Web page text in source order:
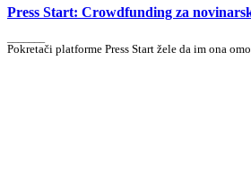
Press Start: Crowdfunding za
Pokretači platforme Press Start žele da im ona